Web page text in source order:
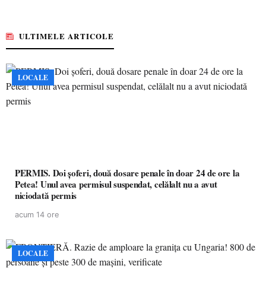
ULTIMELE ARTICOLE
LOCALE
PERMIS. Doi șoferi, două dosare penale în doar 24 de ore la
Petea! Unul avea permisul suspendat, celălalt nu a avut
niciodată permis
acum 14 ore
LOCALE